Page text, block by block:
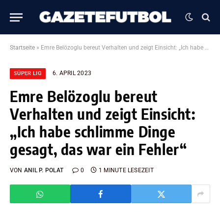
Startseite » Emre Belözoglu bereut Verhalten und zeigt Einsicht: „Ich habe schlimme Dinge gesagt, das war ein Fehler“
SÜPER LIG 6. APRIL 2023
Emre Belözoglu bereut
Verhalten und zeigt Einsicht:
„Ich habe schlimme Dinge
gesagt, das war ein Fehler“
VON ANIL P. POLAT 0 1 MINUTE LESEZEIT